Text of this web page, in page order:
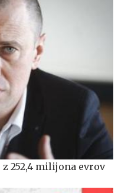
252,4 milijona evrov